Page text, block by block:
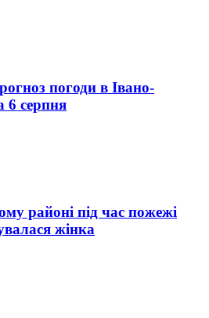
погоди в Івано-
6 серпня
районі під час пожежі
жінка